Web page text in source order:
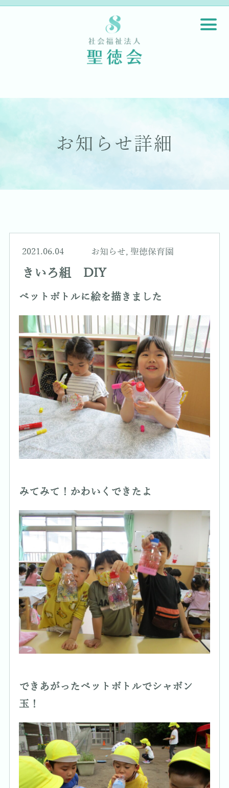
お知らせ詳細
2021.06.04 お知らせ, 聖徳保育園
きいろ組 DIY
ペットボトルに絵を描きました
みてみて！かわいくできたよ
できあがったペットボトルでシャボン
玉！